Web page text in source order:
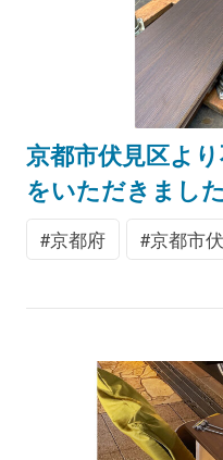
京都市伏見区よ
をいただきまし
京都府 京都市